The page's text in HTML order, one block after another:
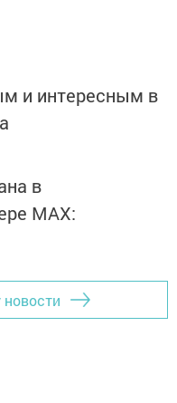
и интересным в
в
MАХ:
новости